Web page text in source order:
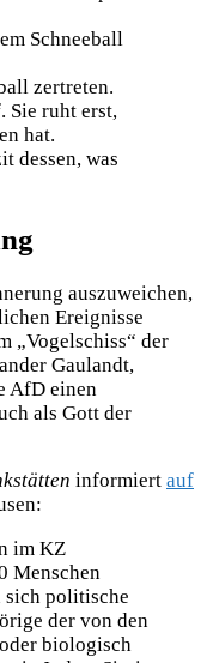
Schneeball
zertreten.
Sie ruht erst,
hat.
dessen, was
auszuweichen,
Ereignisse
„Vogelschiss“ der
Gaulandt,
AfD einen
als Gott der
informiert auf
im KZ
Menschen
sich politische
der von den
biologisch